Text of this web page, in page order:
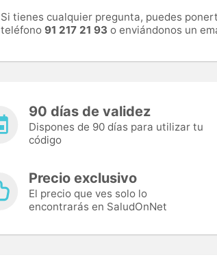
Si tienes cualquier pregunta, puedes
teléfono 91 217 21 93 o enviándonos un
90 días de validez
Dispones de 90 días para utilizar tu
código
Precio exclusivo
El precio que ves solo lo
encontrarás en SaludOnNet